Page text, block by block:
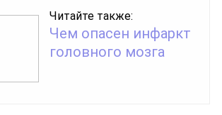
Читайте также:
Чем опасен инфаркт
головного мозга